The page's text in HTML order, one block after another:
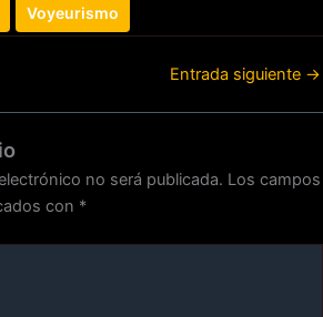
Voyeurismo
Entrada siguiente →
no será publicada. Los campos
con *